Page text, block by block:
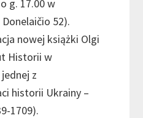
g. 17.00 w
52).
nowej książki Olgi
Historii w
z
historii Ukrainy –
1709).